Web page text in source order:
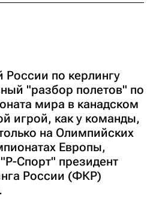
по керлингу
"разбор полетов" по
мира в канадском
игрой, как у команды,
на Олимпийских
Европы,
Спорт" президент
России (ФКР)